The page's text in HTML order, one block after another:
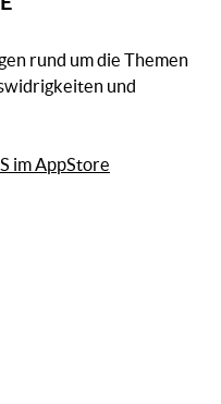
rund um die Themen
und
im AppStore